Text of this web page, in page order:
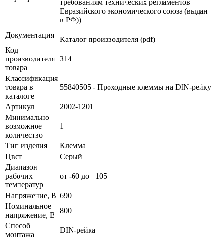
требованиям технических регламентов
Евразийского экономического союза (выдан
в РФ))
Документация
Каталог производителя (pdf)
Код
производителя
товара
314
Классификация
товара в
каталоге
55840505 - Проходные клеммы на DIN-рейку
Артикул
2002-1201
Минимально
возможное
количество
1
Тип изделия
Клемма
Цвет
Серый
Диапазон
рабочих
температур
от -60 до +105
Напряжение, В 690
Номинальное
напряжение, В
800
Способ
монтажа
DIN-рейка